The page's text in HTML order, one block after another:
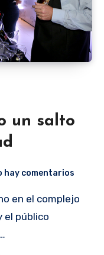
un salto
hay comentarios
el público